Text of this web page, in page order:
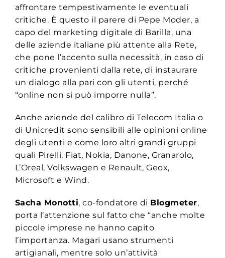
affrontare tempestivamente le eventuali
critiche. È questo il parere di Pepe Moder, a
capo del marketing digitale di Barilla, una
delle aziende italiane più attente alla Rete,
che pone l’accento sulla necessità, in caso di
critiche provenienti dalla rete, di instaurare
un dialogo alla pari con gli utenti, perché
“online non si può imporre nulla”.
Anche aziende del calibro di Telecom Italia o
di Unicredit sono sensibili alle opinioni online
degli utenti e come loro altri grandi gruppi
quali Pirelli, Fiat, Nokia, Danone, Granarolo,
L’Oreal, Volkswagen e Renault, Geox,
Microsoft e Wind.
Sacha Monotti, co-fondatore di Blogmeter,
porta l’attenzione sul fatto che “anche molte
piccole imprese ne hanno capito
l’importanza. Magari usano strumenti
artigianali, mentre solo un’attività